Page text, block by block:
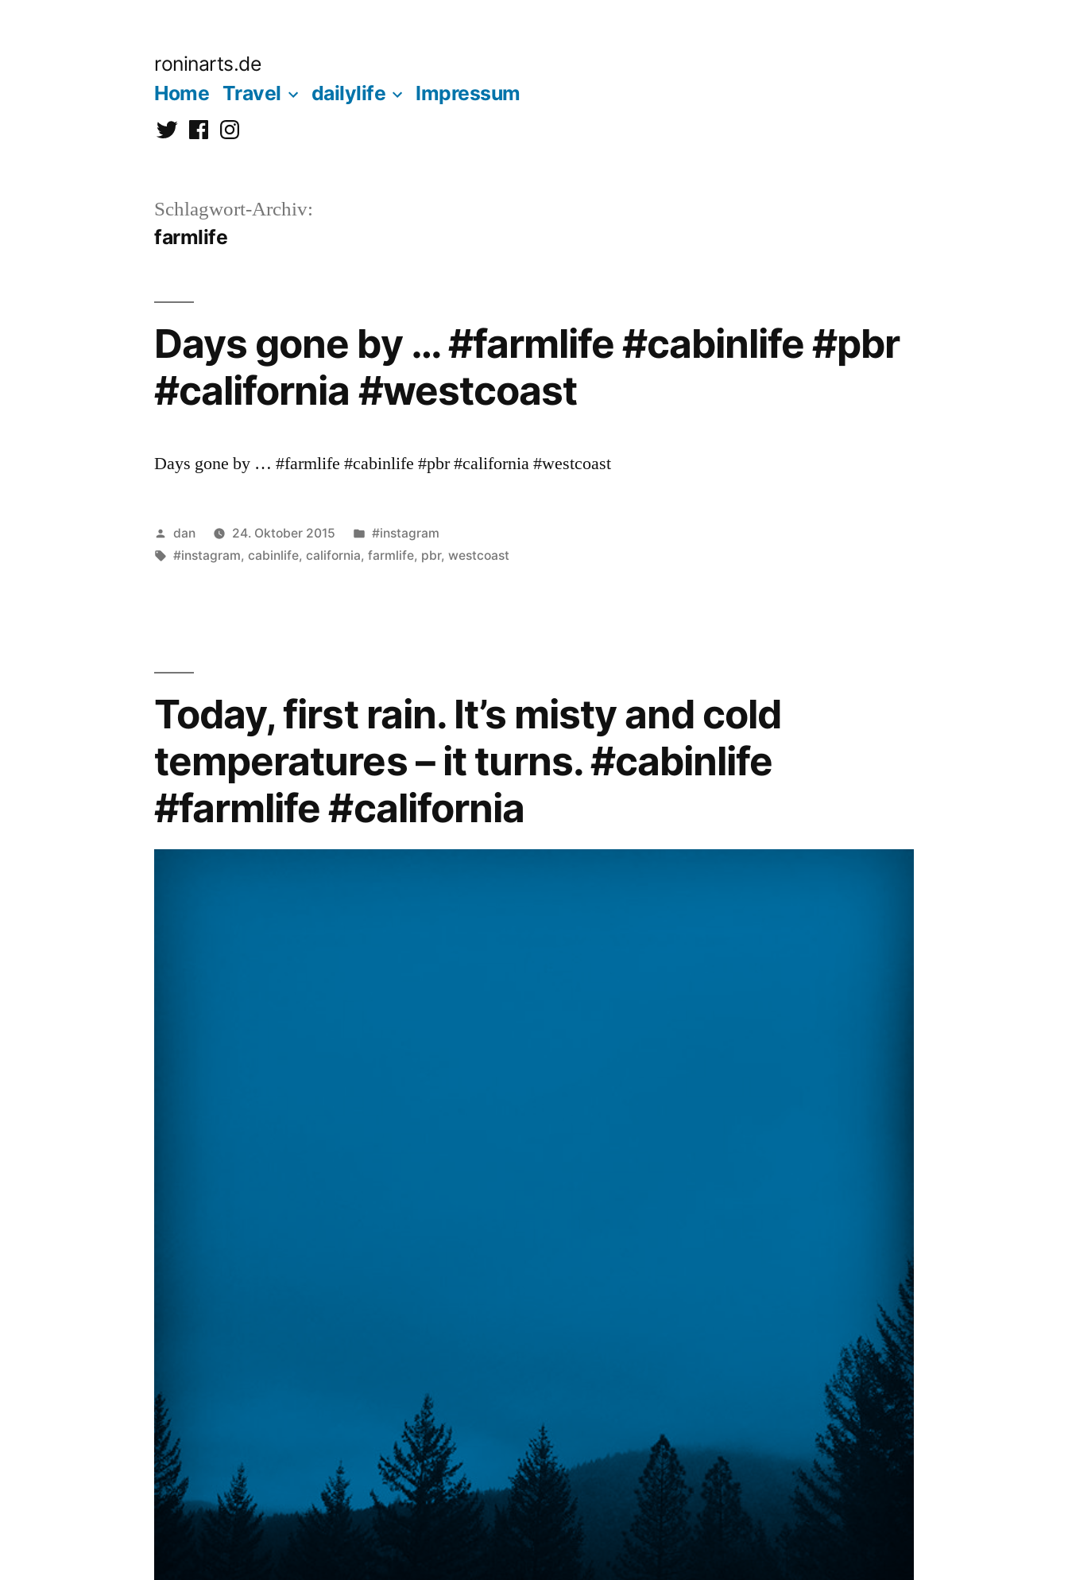
roninarts.de
Home Travel dailylife Impressum
TwitterFacebookInstagramm
Schlagwort-Archiv:
farmlife
Days gone by … #farmlife #cabinlife #pbr
#california #westcoast
Days gone by … #farmlife #cabinlife #pbr #california #westcoast
Veröffentlicht
von
dan 24. Oktober 2015
Veröffentlicht
unter
#instagram
Schlagwörter:
#instagram,cabinlife,california,farmlife, pbr,westcoast
Today, first rain. It’s misty and cold
temperatures – it turns. #cabinlife
#farmlife #california